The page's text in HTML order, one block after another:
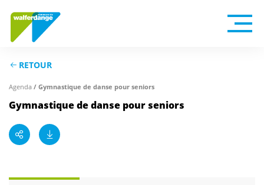
RETOUR
Agenda / Gymnastique de danse pour seniors
Gymnastique de danse pour seniors